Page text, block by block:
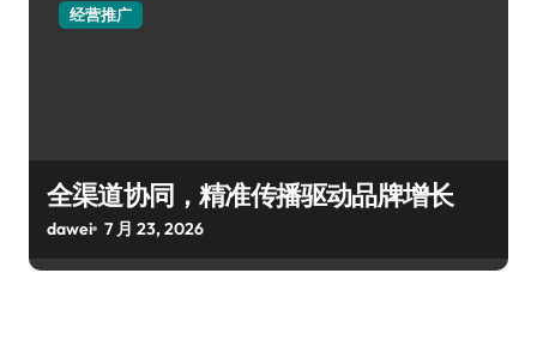
经营推广
全渠道协同，精准传播驱动品牌增长
dawei 7 月 23, 2026